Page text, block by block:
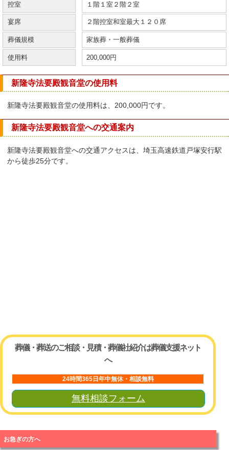
控室 １階１室２階２室
宴席 ２階控室和室最大１２０席
葬儀規模 家族葬・一般葬儀
使用料 200,000円
新隆寺法要殿観音堂の使用料
新隆寺法要殿観音堂の使用料は、200,000円です。
新隆寺法要殿観音堂への交通案内
新隆寺法要殿観音堂への交通アクセスは、埼玉高速鉄道戸塚安行駅
から徒歩25分です。
葬儀・葬送のご相談・見積・葬儀社紹介は葬儀支援ネット
へ
24時間365日年中無休・相談無料
無料相談フォーム
お急ぎの方へ